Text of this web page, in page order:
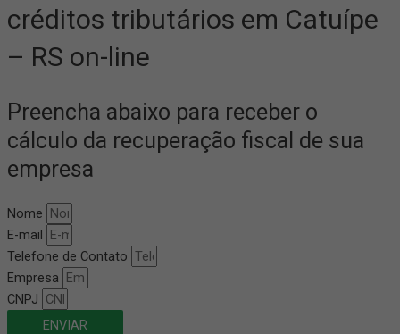
créditos tributários em Catuípe
– RS on-line
Preencha abaixo para receber o
cálculo da recuperação fiscal de sua
empresa
Nome
E-mail
Telefone de Contato
Empresa
CNPJ
ENVIAR